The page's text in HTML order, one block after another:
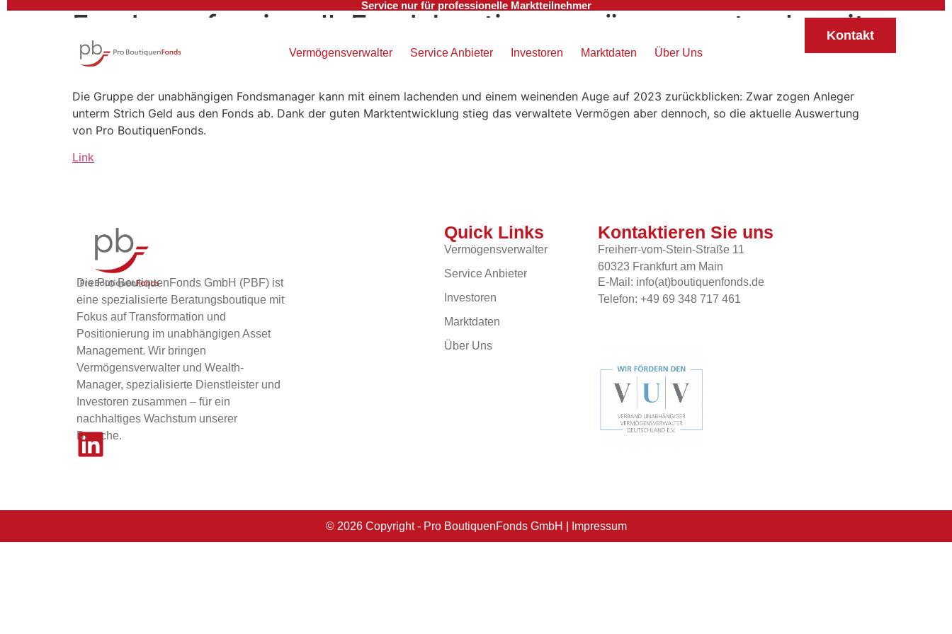
Service nur für professionelle Marktteilnehmer
Vermögensverwalter Service Anbieter Investoren Marktdaten Über Uns
Kontakt
Fonds professionell: Fondsboutiquen müssen erstmals seit
Jahren …
Die Gruppe der unabhängigen Fondsmanager kann mit einem lachenden und einem weinenden Auge auf 2023 zurückblicken: Zwar zogen Anleger
unterm Strich Geld aus den Fonds ab. Dank der guten Marktentwicklung stieg das verwaltete Vermögen aber dennoch, so die aktuelle Auswertung
von Pro BoutiquenFonds.
Link
Die Pro BoutiquenFonds GmbH (PBF) ist
eine spezialisierte Beratungsboutique mit
Fokus auf Transformation und
Positionierung im unabhängigen Asset
Management. Wir bringen
Vermögensverwalter und Wealth-
Manager, spezialisierte Dienstleister und
Investoren zusammen – für ein
nachhaltiges Wachstum unserer
Branche.
Quick Links
Vermögensverwalter
Service Anbieter
Investoren
Marktdaten
Über Uns
Kontaktieren Sie uns
Freiherr-vom-Stein-Straße 11
60323 Frankfurt am Main
E-Mail: info(at)boutiquenfonds.de
Telefon: +49 69 348 717 461
© 2026 Copyright - Pro BoutiquenFonds GmbH | Impressum